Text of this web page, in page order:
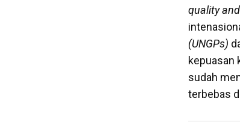
quality
(UNGPs)
kepuasan
sudah
terbebas